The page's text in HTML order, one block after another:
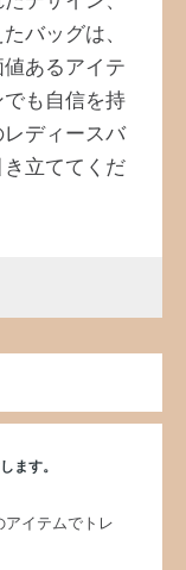
バッグは、
あるアイテ
でも自信を持
ディースバ
き立ててくだ
ます。
アイテムでトレ